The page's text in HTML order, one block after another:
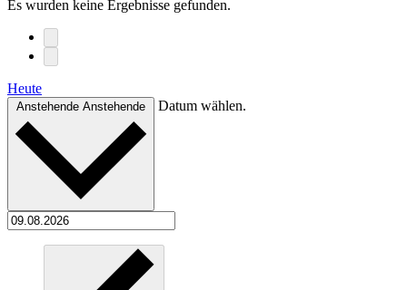
Es wurden keine Ergebnisse gefunden.
Heute
Anstehende Anstehende Datum wählen.